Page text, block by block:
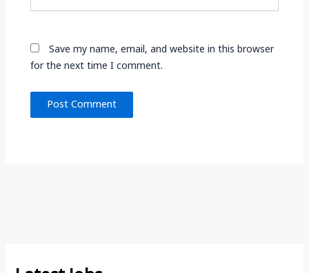
Save my name, email, and website in this browser
for the next time I comment.